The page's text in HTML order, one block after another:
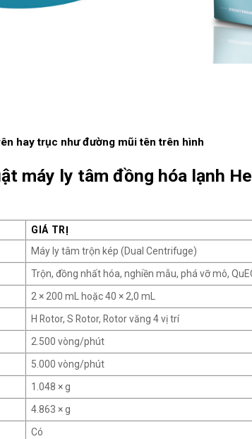
hay trục như đường mũi tên trên hình
máy ly tâm đồng hóa lạnh
GIÁ TRỊ
Máy ly tâm trộn kép (Dual Centrifuge)
Trộn, đồng nhất hóa, nghiền mẫu, phá vỡ mô,
2 × 200 mL hoặc 40 × 2,0 mL
H Rotor, S Rotor, Rotor văng 4 vị trí
2.500 vòng/phút
5.000 vòng/phút
1.048 × g
4.863 × g
Có